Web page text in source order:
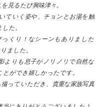
見るたび興味津々。
ていく姿や、チョンとお湯を触
た。
くり！なシーンもありました
ました。
よりも息子がノリノリで自然な
ができ嬉しかったです。
っていただき、貴重な家族写真